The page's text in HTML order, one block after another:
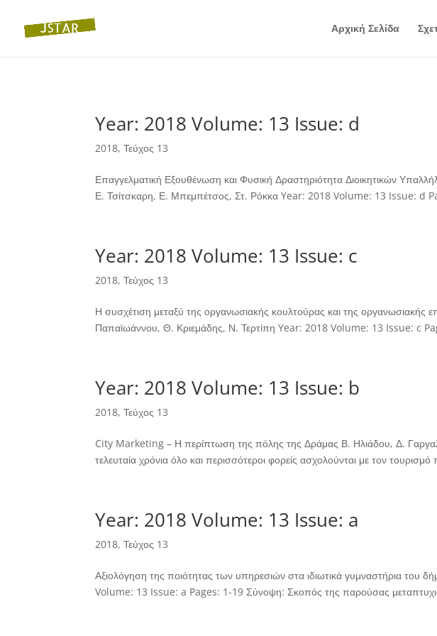
Αρχική Σελίδα
Year: 2018 Volume: 13 Issue: d
2018,Τεύχος 13
Επαγγελματική Εξουθένωση και Φυσική Δραστηριότητα Διοικητικών
Ε. Τσίτσκαρη, Ε. Μπεμπέτσος, Στ. Ρόκκα Year: 2018 Volume: 13 Issue: d
Year: 2018 Volume: 13 Issue: c
2018,Τεύχος 13
Η συσχέτιση μεταξύ της οργανωσιακής κουλτούρας και της οργανωσιακής
Παπαϊωάννου, Θ. Κριεμάδης, Ν. Τερτίπη Year: 2018 Volume: 13 Issue: c
Year: 2018 Volume: 13 Issue: b
2018,Τεύχος 13
City Marketing – Η περίπτωση της πόλης της Δράμας Β. Ηλιάδου, Δ.
τελευταία χρόνια όλο και περισσότεροι φορείς ασχολούνται με τον
Year: 2018 Volume: 13 Issue: a
2018,Τεύχος 13
Αξιολόγηση της ποιότητας των υπηρεσιών στα ιδιωτικά γυμναστήρια
Volume: 13 Issue: a Pages: 1-19 Σύνοψη: Σκοπός της παρούσας